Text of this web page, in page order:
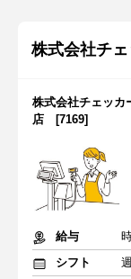
株式会社チ
株式会社チェッ
店 [7169]
給与
シフト